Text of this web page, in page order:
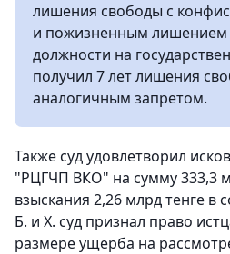
лишения свободы с
и пожизненным лишением
должности на
получил 7 лет лишения
аналогичным запретом.
Также суд удовлетворил
"РЦГЧП ВКО" на сумму 333,3
взыскания 2,26 млрд тенге в
Б. и Х. суд признал право
размере ущерба на